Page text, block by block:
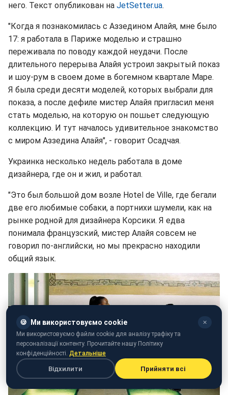
него. Текст опубликован на JetSetter.ua.
"Когда я познакомилась с Аззедином Алайя, мне было
17: я работала в Париже моделью и страшно
переживала по поводу каждой неудачи. После
длительного перерыва Алайя устроил закрытый показ
и шоу-рум в своем доме в богемном квартале Маре.
Я была среди десяти моделей, которых выбрали для
показа, а после дефиле мистер Алайя пригласил меня
стать моделью, на которую он пошьет следующую
коллекцию. И тут началось удивительное знакомство
с миром Аззедина Алайя", - говорит Осадчая.
Украинка несколько недель работала в доме
дизайнера, где он и жил, и работал.
"Это был большой дом возле Hotel de Ville, где бегали
две его любимые собаки, а портнихи шумели, как на
рынке родной для дизайнера Корсики. Я едва
понимала французский, мистер Алайя совсем не
говорил по-английски, но мы прекрасно находили
общий язык.
🍪 Ми використовуємо cookie ✕
Ми використовуємо файли cookie для аналізу трафіку та
персоналізації контенту. Прочитайте нашу Політику
конфіденційності. Детальніше
Відхилити Прийняти всі